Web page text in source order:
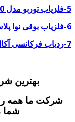
5-فلزیاب توربو مدل 18000
6-فلزیاب بوقی نوا پلاس
7-ردیاب فرکانسی آکااس هفت آنتن
بهترین
شما